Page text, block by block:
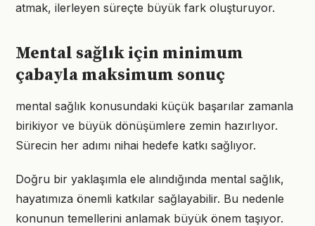
atmak, ilerleyen süreçte büyük fark oluşturuyor.
Mental sağlık için minimum
çabayla maksimum sonuç
mental sağlık konusundaki küçük başarılar zamanla
birikiyor ve büyük dönüşümlere zemin hazırlıyor.
Sürecin her adımı nihai hedefe katkı sağlıyor.
Doğru bir yaklaşımla ele alındığında mental sağlık,
hayatımıza önemli katkılar sağlayabilir. Bu nedenle
konunun temellerini anlamak büyük önem taşıyor.